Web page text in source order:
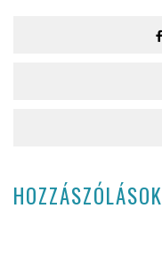
HOZZÁSZÓLÁSOK